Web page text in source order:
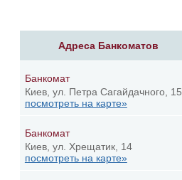
Адреса Банкоматов
Банкомат
Киев, ул. Петра Сагайдачного, 15
посмотреть на карте»
Банкомат
Киев, ул. Хрещатик, 14
посмотреть на карте»